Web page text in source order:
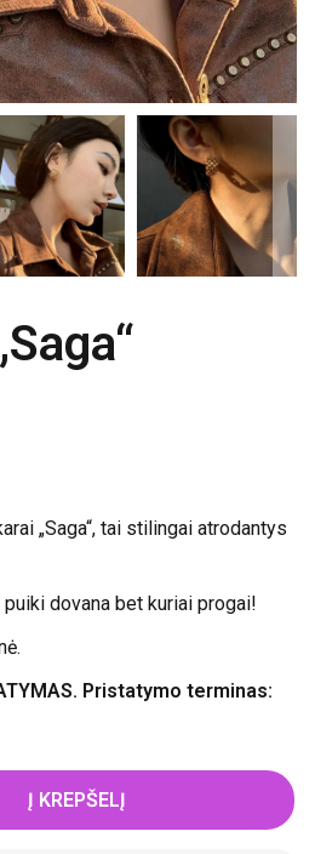
„Saga“, tai stilingai atrodantys
dovana bet kuriai progai!
Pristatymo terminas:
Į KREPŠELĮ